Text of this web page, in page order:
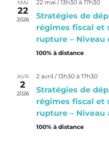
MAI
22
2026
22 mai / 13h30à 17h30
Stratégies de
régimes fiscal et
rupture – Niveau
100% à distance
AVR
2
2026
2 avril / 13h30à 17h30
Stratégies de
régimes fiscal et
rupture – Niveau
100% à distance